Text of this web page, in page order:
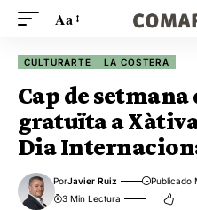
Aa
CULTURARTE LA COSTERA
Cap de
gratuïta a
Dia
PorJavier Ruiz Publicado
3 Min Lectura